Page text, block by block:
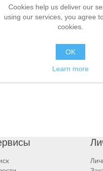
Cookies help us deliver our
using our services, you agree
cookies.
OK
Learn more